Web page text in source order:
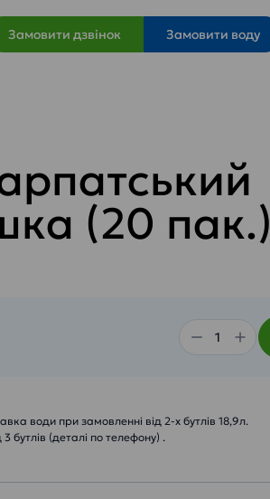
Замовити дзвінок Замовити воду
(20 пак.)
води при замовленні від 2-х бутлів 18,9л.
3 бутлів (деталі по телефону) .